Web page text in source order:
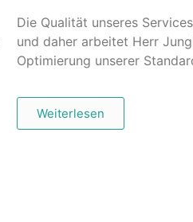
Die Qualität unseres
und daher arbeitet Herr
Optimierung unserer
Weiterlesen